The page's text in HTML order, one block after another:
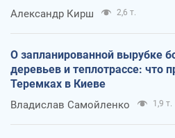
Александр Кирш 2,6 т.
О запланированной вырубке
деревьев и теплотрассе: что
Теремках в Киеве
Владислав Самойленко 1,9 т.